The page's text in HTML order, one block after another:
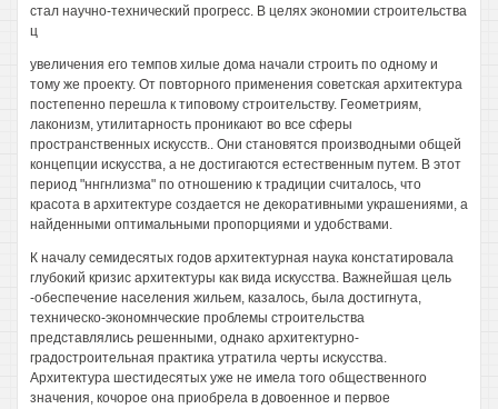
стал научно-технический прогресс. В целях экономии строительства
ц
увеличения его темпов хилые дома начали строить по одному и
тому же проекту. От повторного применения советская архитектура
постепенно перешла к типовому строительству. Геометриям,
лаконизм, утилитарность проникают во все сферы
пространственных искусств.. Они становятся производными общей
концепции искусства, а не достигаются естественным путем. В этот
период "ннгнлизма" по отношению к традиции считалось, что
красота в архитектуре создается не декоративными украшениями, а
найденными оптимальными пропорциями и удобствами.
К началу семидесятых годов архитектурная наука констатировала
глубокий кризис архитектуры как вида искусства. Важнейшая цель
-обеспечение населения жильем, казалось, была достигнута,
техническо-экономнческие проблемы строительства
представлялись решенными, однако архитектурно-
градостроительная практика утратила черты искусства.
Архитектура шестидесятых уже не имела того общественного
значения, кочорое она приобрела в довоенное и первое